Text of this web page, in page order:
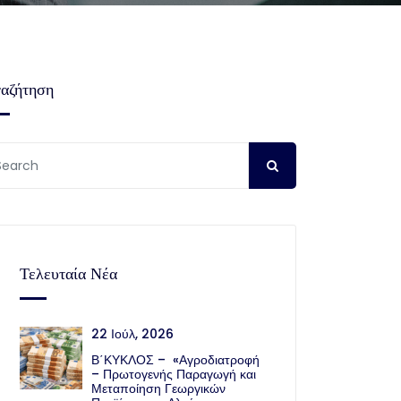
Τελευταία Νέα
22 Ιούλ, 2026
Β΄ΚΥΚΛΟΣ – «Αγροδιατροφή
– Πρωτογενής Παραγωγή και
Μεταποίηση Γεωργικών